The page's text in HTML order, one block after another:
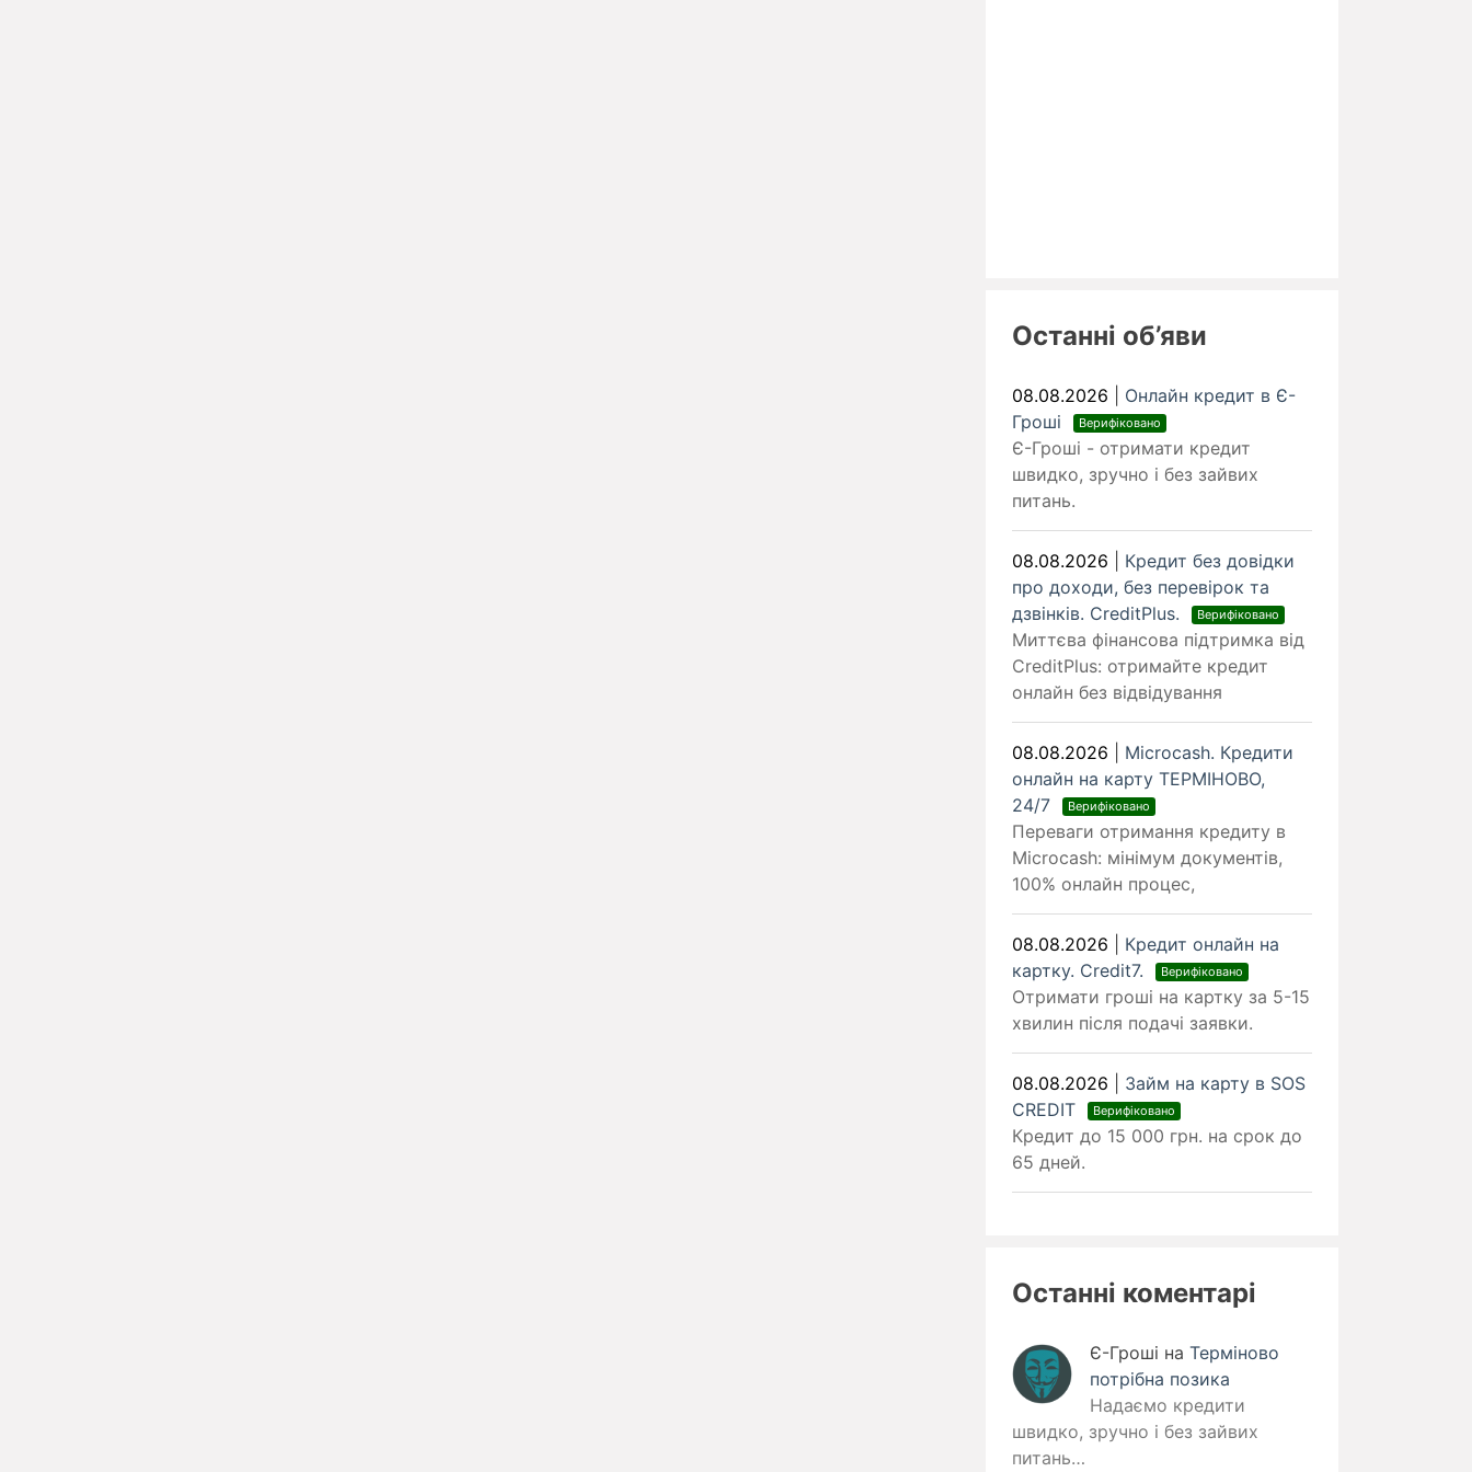
Останні об’яви
08.08.2026
Онлайн кредит в Є-
Гроші
Верифіковано
Є-Гроші - отримати кредит
швидко, зручно і без зайвих
питань.
08.08.2026
Кредит без довідки
про доходи, без перевірок та
дзвінків. CreditPlus.
Верифіковано
Миттєва фінансова підтримка від
CreditPlus: отримайте кредит
онлайн без відвідування
08.08.2026
Microcash. Кредити
онлайн на карту ТЕРМІНОВО,
24/7
Верифіковано
Переваги отримання кредиту в
Microcash: мінімум документів,
100% онлайн процес,
08.08.2026
Кредит онлайн на
картку. Credit7.
Верифіковано
Отримати гроші на картку за 5-15
хвилин після подачі заявки.
08.08.2026
Займ на карту в SOS
CREDIT
Верифіковано
Кредит до 15 000 грн. на срок до
65 дней.
Останні коментарі
Є-Гроші на Терміново
потрібна позика
Надаємо кредити
швидко, зручно і без зайвих
питань…